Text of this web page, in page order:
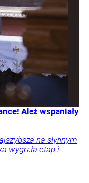
Ależ wspaniały
na słynnym
wygrała etap i